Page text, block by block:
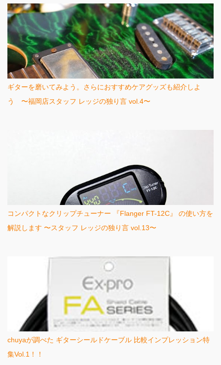
ギターを磨いてみよう。さらにおすすめケアグッズも紹介しよ
う 〜福岡店スタッフ レッジの独り言 vol.4〜
コンパクトなクリップチューナー 『Flanger FT-12C』 の使い方を
解説します 〜スタッフ レッジの独り言 vol.13〜
chuyaが調べた ギターシールドケーブル 比較インプレッション特
集Vol.1！！